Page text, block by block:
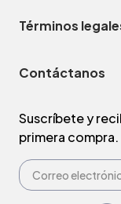
Términos
Contáctanos
Suscríbete y
primera compra.